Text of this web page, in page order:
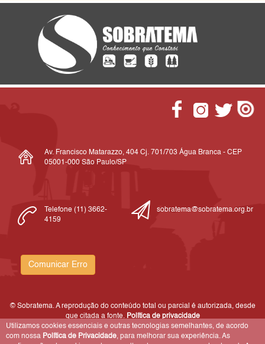
Av. Francisco Matarazzo, 404 Cj. 701/703 Água Branca - CEP
05001-000 São Paulo/SP
Telefone (11) 3662-
4159
sobratema@sobratema.org.br
Comunicar Erro
© Sobratema. A reprodução do conteúdo total ou parcial é autorizada, desde
que citada a fonte. Política de privacidade
Utilizamos cookies essenciais e outras tecnologias semelhantes, de acordo
com nossa Política de Privacidade, para melhorar sua experiência. As